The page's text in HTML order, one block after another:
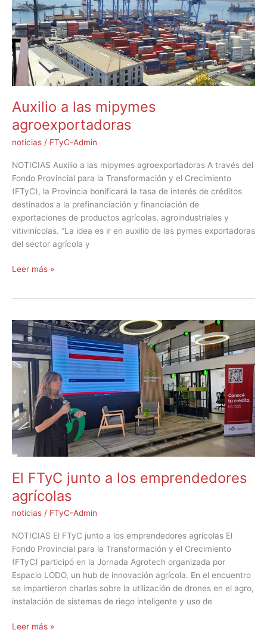
Auxilio a las mipymes
agroexportadoras
noticias / FTyC-Admin
NOTICIAS Auxilio a las mipymes agroexportadoras A través del
Fondo Provincial para la Transformación y el Crecimiento
(FTyC), la Provincia bonificará la tasa de interés de créditos
destinados a la prefinanciación y financiación de
exportaciones de productos agrícolas, agroindustriales y
vitivinícolas. “La idea es ir en auxilio de las pymes exportadoras
del sector agrícola y
agroexportadoras
Leer más »
El FTyC junto a los emprendedores
agrícolas
noticias / FTyC-Admin
NOTICIAS El FTyC junto a los emprendedores agrícolas El
Fondo Provincial para la Transformación y el Crecimiento
(FTyC) participó en la Jornada Agrotech organizada por
Espacio LODO, un hub de innovación agrícola. En el encuentro
se impartieron charlas sobre la utilización de drones en el agro,
instalación de sistemas de riego inteligente y uso de
El
FTyC
junto
a
emprendedores
agrícolas
Leer más »